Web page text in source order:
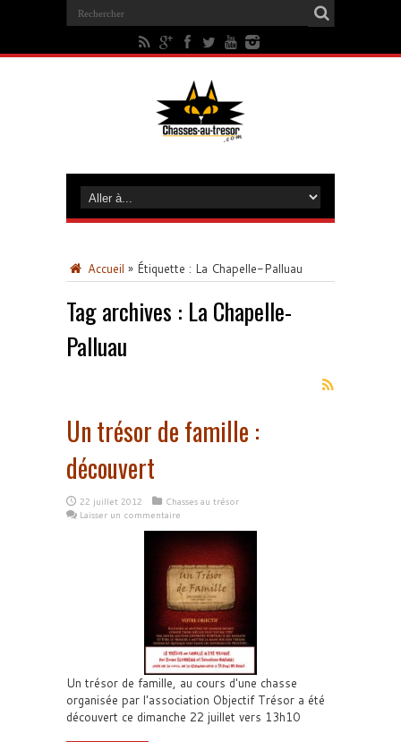
Accueil » Étiquette : La Chapelle-Palluau
Tag archives : La Chapelle-
Palluau
Un trésor de famille :
découvert
22 juillet 2012
Chasses au trésor
Laisser un commentaire
Un trésor de famille, au cours d'une chasse
organisée par l'association Objectif Trésor a été
découvert ce dimanche 22 juillet vers 13h10